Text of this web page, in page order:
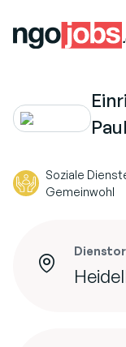
Soziale
Gemeinwohl